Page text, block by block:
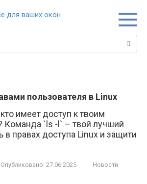
пользователя в Linux
имеет доступ к твоим
Команда `ls -l` – твой лучший
в правах доступа Linux и защити
Опубликовано: 27.06.2025
Новости